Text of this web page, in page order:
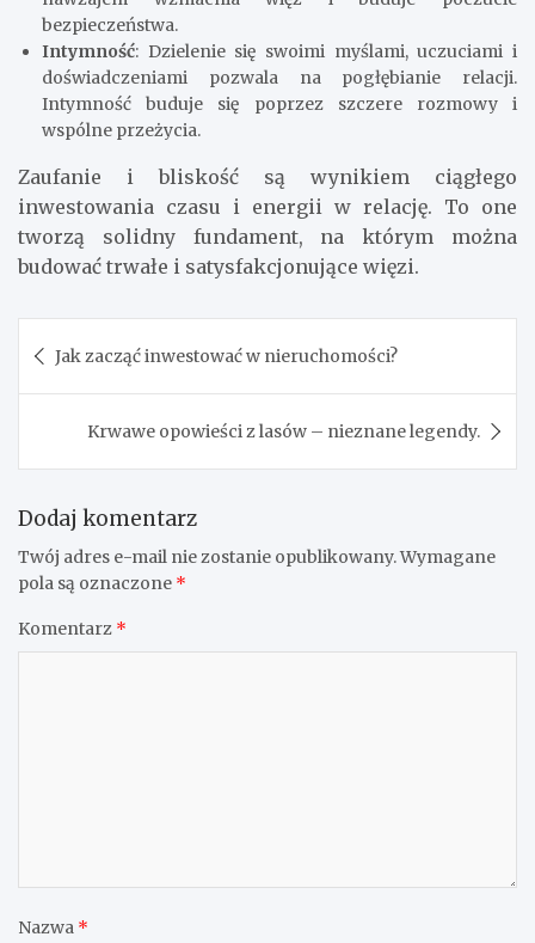
bezpieczeństwa.
Intymność: Dzielenie się swoimi myślami, uczuciami i
doświadczeniami pozwala na pogłębianie relacji.
Intymność buduje się poprzez szczere rozmowy i
wspólne przeżycia.
Zaufanie i bliskość są wynikiem ciągłego
inwestowania czasu i energii w relację. To one
tworzą solidny fundament, na którym można
budować trwałe i satysfakcjonujące więzi.
wpisu
Jak zacząć inwestować w nieruchomości?
Krwawe opowieści z lasów – nieznane legendy.
Dodaj komentarz
Twój adres e-mail nie zostanie opublikowany.Wymagane
pola są oznaczone *
Komentarz *
Nazwa *